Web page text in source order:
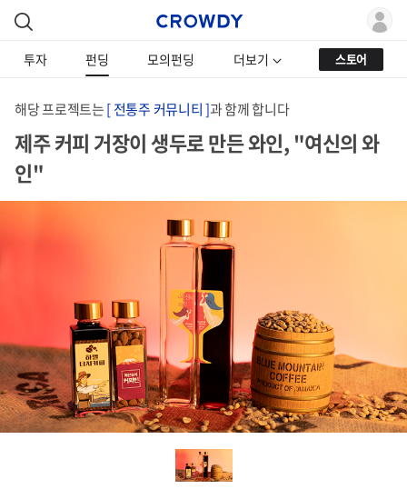
투자 펀딩 모의펀딩 더보기 스토어
해당 프로젝트는[ 전통주 커뮤니티 ]과 함께 합니다
제주 커피 거장이 생두로 만든 와인, "여신의 와
인"